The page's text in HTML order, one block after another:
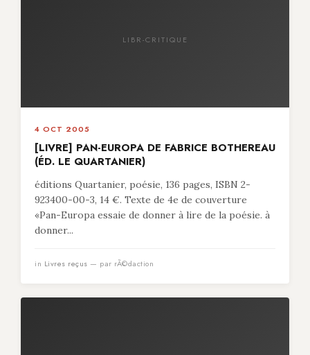
LIBR-CRITIQUE
4 OCT 2005
[LIVRE] PAN-EUROPA DE FABRICE BOTHEREAU
(ÉD. LE QUARTANIER)
éditions Quartanier, poésie, 136 pages, ISBN 2-
923400-00-3, 14 €. Texte de 4e de couverture
«Pan-Europa essaie de donner à lire de la poésie. à
donner...
in Livres reçus — par rÃ©daction